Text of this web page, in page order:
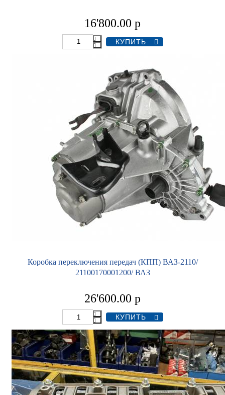
16'800.00 р
Коробка переключения передач (КПП) ВАЗ-2110/
21100170001200/ ВАЗ
26'600.00 р